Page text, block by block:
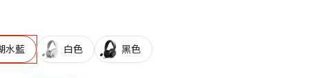
水藍 白色 黑色